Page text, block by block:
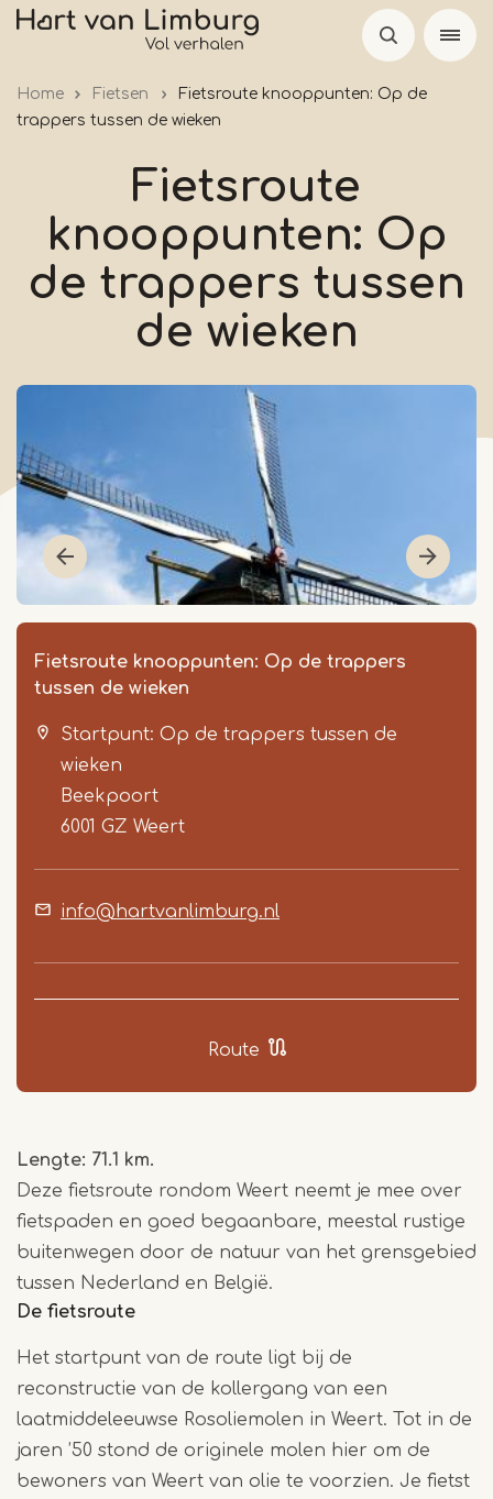
Overslaan
Home Fietsen
Fietsroute knooppunten: Op de
trappers tussen de wieken
Fietsroute
knooppunten: Op
de trappers tussen
de wieken
Fietsroute knooppunten: Op de trappers
tussen de wieken
Startpunt: Op de trappers tussen de
wieken
Beekpoort
6001 GZ Weert
info@hartvanlimburg.nl
Route
Lengte: 71.1 km.
Deze fietsroute rondom Weert neemt je mee over
fietspaden en goed begaanbare, meestal rustige
buitenwegen door de natuur van het grensgebied
tussen Nederland en België.
De fietsroute
Het startpunt van de route ligt bij de
reconstructie van de kollergang van een
laatmiddeleeuwse Rosoliemolen in Weert. Tot in de
jaren ’50 stond de originele molen hier om de
bewoners van Weert van olie te voorzien. Je fietst